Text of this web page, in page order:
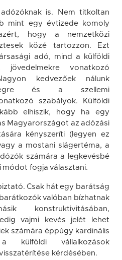
is. Nem titkoltan
mint egy évtizede komoly
hogy a nemzetközi
közé tartozzon. Ezt
adó, mind a külföldi
jövedelmekre vonatkozó
kedvezőek nálunk
és a szellemi
szabályok. Külföldi
elhiszik, hogy ha egy
Magyarországot az adózási
kényszeríti (legyen ez
a mostani slágertéma, a
számára a legkevésbé
módot fogja választani.
Csak hát egy barátság
valóban bízhatnak
konstruktivitásában,
vajmi kevés jelét lehet
számára éppúgy kardinális
külföldi vállalkozások
kérdésében.